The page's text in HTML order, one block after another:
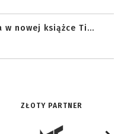
nowej książce Ti...
ZŁOTY PARTNER